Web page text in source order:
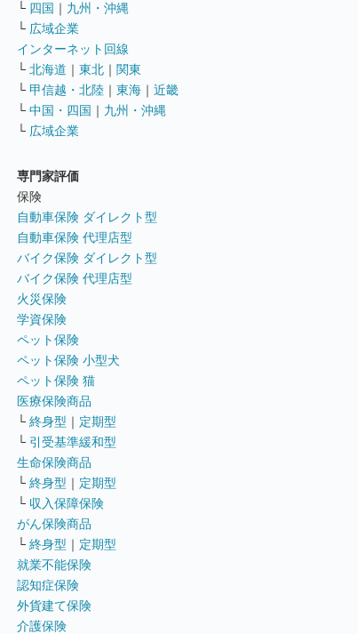
└ 四国 ｜ 九州・沖縄
└ 広域企業
インターネット回線
└ 北海道 ｜ 東北 ｜ 関東
└ 甲信越・北陸 ｜ 東海 ｜ 近畿
└ 中国・四国 ｜ 九州・沖縄
└ 広域企業
専門家評価
保険
自動車保険 ダイレクト型
自動車保険 代理店型
バイク保険 ダイレクト型
バイク保険 代理店型
火災保険
学資保険
ペット保険
ペット保険 小型犬
ペット保険 猫
医療保険商品
└ 終身型 ｜ 定期型
└ 引受基準緩和型
生命保険商品
└ 終身型 ｜ 定期型
└ 収入保障保険
がん保険商品
└ 終身型 ｜ 定期型
就業不能保険
認知症保険
外貨建て保険
介護保険